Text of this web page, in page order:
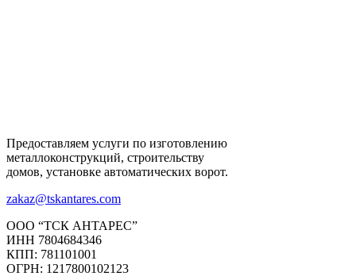
Предоставляем услуги по изготовлению
металлоконструкций, строительству
домов, установке автоматических ворот.
zakaz@tskantares.com
ООО “ТСК АНТАРЕС”
ИНН 7804684346
КПП: 781101001
ОГРН: 1217800102123